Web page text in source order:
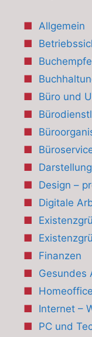
Allgemein
Büro und
Design –
Digitale
Finanzen
Gesundes
Homeoffice
Internet –
PC und